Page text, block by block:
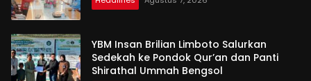
YBM Insan Brilian Limboto Salurkan
Sedekah ke Pondok Qur’an dan Panti
Shirathal Ummah Bengsol